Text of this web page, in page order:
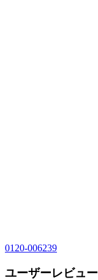
0120-006239
ユーザーレビュー